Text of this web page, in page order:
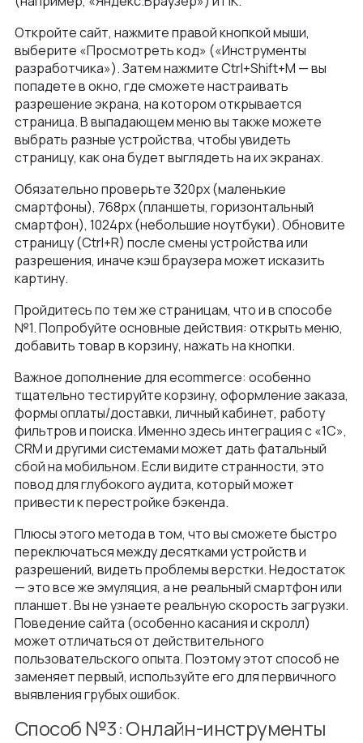
Откройте сайт, нажмите правой кнопкой мыши,
выберите «Просмотреть код» («Инструменты
разработчика»). Затем нажмите Ctrl+Shift+M — вы
попадете в окно, где сможете настраивать
разрешение экрана, на котором открывается
страница. В выпадающем меню вы также можете
выбрать разные устройства, чтобы увидеть
страницу, как она будет выглядеть на их экранах.
Обязательно проверьте 320px (маленькие
смартфоны), 768px (планшеты, горизонтальный
смартфон), 1024px (небольшие ноутбуки). Обновите
страницу (Ctrl+R) после смены устройства или
разрешения, иначе кэш браузера может исказить
картину.
Пройдитесь по тем же страницам, что и в способе
№1. Попробуйте основные действия: открыть меню,
добавить товар в корзину, нажать на кнопки.
Важное дополнение для ecommerce: особенно
тщательно тестируйте корзину, оформление заказа,
формы оплаты/доставки, личный кабинет, работу
фильтров и поиска. Именно здесь интеграция с «1С»,
CRM и другими системами может дать фатальный
сбой на мобильном. Если видите странности, это
повод для глубокого аудита, который может
привести к перестройке бэкенда.
Плюсы этого метода в том, что вы сможете быстро
переключаться между десятками устройств и
разрешений, видеть проблемы верстки. Недостаток
— это все же эмуляция, а не реальный смартфон или
планшет. Вы не узнаете реальную скорость загрузки.
Поведение сайта (особенно касания и скролл)
может отличаться от действительного
пользовательского опыта. Поэтому этот способ не
заменяет первый, используйте его для первичного
выявления грубых ошибок.
Способ №3: Онлайн-инструменты